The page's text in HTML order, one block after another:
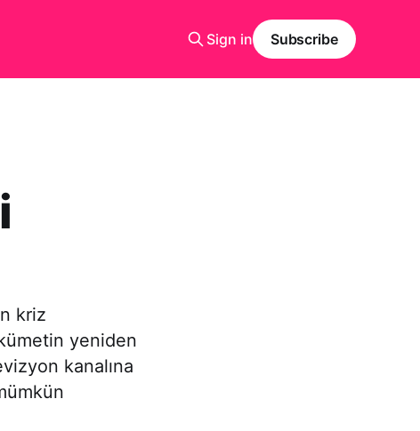
Sign in Subscribe
kriz
yeniden
kanalına